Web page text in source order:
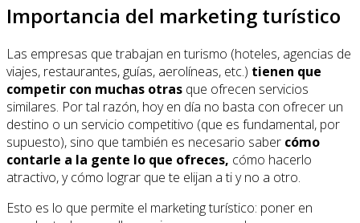
Importancia del marketing turístico
Las empresas que trabajan en turismo (hoteles, agencias de
viajes, restaurantes, guías, aerolíneas, etc.) tienen que
competir con muchas otras que ofrecen servicios
similares. Por tal razón, hoy en día no basta con ofrecer un
destino o un servicio competitivo (que es fundamental, por
supuesto), sino que también es necesario saber cómo
contarle a la gente lo que ofreces, cómo hacerlo
atractivo, y cómo lograr que te elijan a ti y no a otro.
Esto es lo que permite el marketing turístico: poner en